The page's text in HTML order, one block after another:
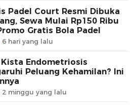
Padel Court Resmi Dibuka
Sewa Mulai Rp150 Ribu
Gratis Bola Padel
6 hari yang lalu
Kista Endometriosis
Peluang Kehamilan? Ini
2 minggu yang lalu